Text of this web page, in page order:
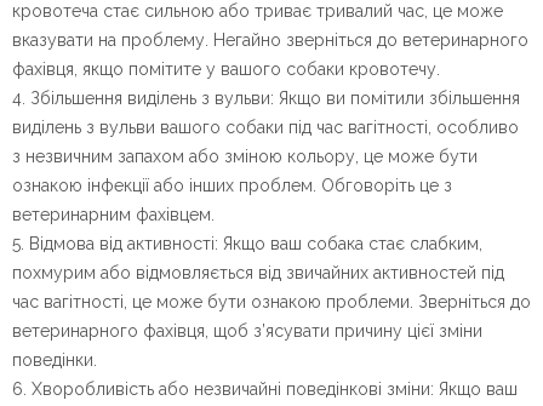
кровотеча стає сильною або триває тривалий час, це може
вказувати на проблему. Негайно зверніться до ветеринарного
фахівця, якщо помітите у вашого собаки кровотечу.
4. Збільшення виділень з вульви: Якщо ви помітили збільшення
виділень з вульви вашого собаки під час вагітності, особливо
з незвичним запахом або зміною кольору, це може бути
ознакою інфекції або інших проблем. Обговоріть це з
ветеринарним фахівцем.
5. Відмова від активності: Якщо ваш собака стає слабким,
похмурим або відмовляється від звичайних активностей під
час вагітності, це може бути ознакою проблеми. Зверніться до
ветеринарного фахівця, щоб з’ясувати причину цієї зміни
поведінки.
6. Хворобливість або незвичайні поведінкові зміни: Якщо ваш